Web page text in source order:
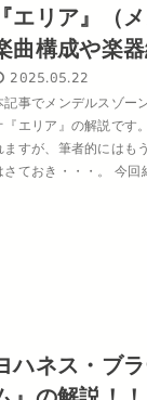
エリア』（
曲構成や楽
2025.05.22
記事でメンデルスゾー
『エリア』の解説です
ますが、筆者的にはも
さておき・・・。 今回
ハネス・ブ